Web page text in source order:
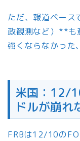
ただ、報道ベー
政観測など）**も
強くならなかった
米国：12/
ドルが崩れ
FRBは12/10の